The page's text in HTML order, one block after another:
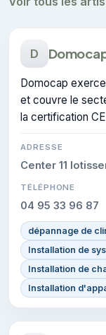
D
Domocap
et couvre le
la certification
ADRESSE
Center 11
TÉLÉPHONE
04 95 33 96 87
dépannage de
Installation de
Installation de
Installation